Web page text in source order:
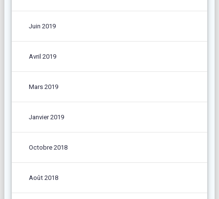
Juin 2019
Avril 2019
Mars 2019
Janvier 2019
Octobre 2018
Août 2018